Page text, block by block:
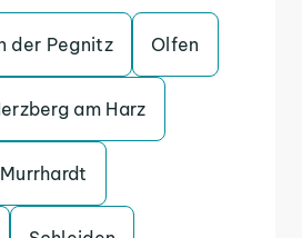
der Pegnitz Olfen
am Harz
Murrhardt